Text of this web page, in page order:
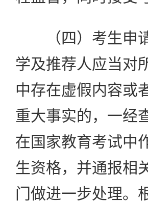
（四）考生申请
学及推荐人应当对
中存在虚假内容或
重大事实的，一经
在国家教育考试中
生资格，并通报相
门做进一步处理。